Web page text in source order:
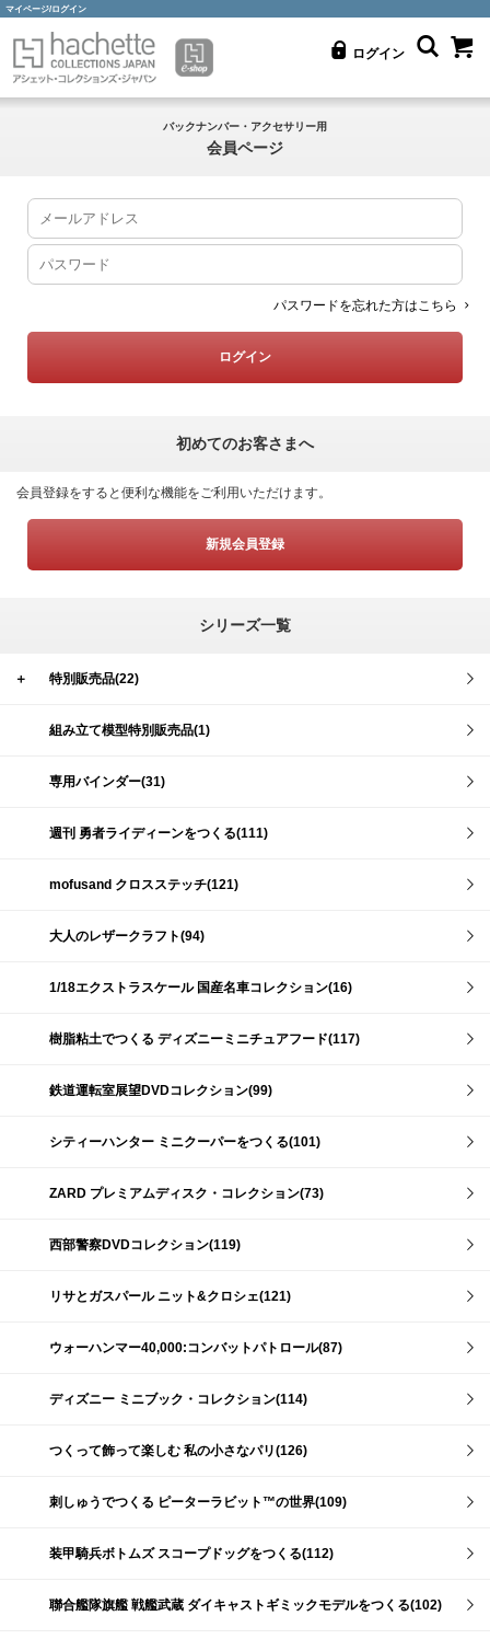
マイページ/ログイン
ログイン
バックナンバー・アクセサリー用
会員ページ
パスワードを忘れた方はこちら
初めてのお客さまへ
会員登録をすると便利な機能をご利用いただけます。
新規会員登録
シリーズ一覧
＋ 特別販売品(22)
組み立て模型特別販売品(1)
専用バインダー(31)
週刊 勇者ライディーンをつくる(111)
mofusand クロスステッチ(121)
大人のレザークラフト(94)
1/18エクストラスケール 国産名車コレクション(16)
樹脂粘土でつくる ディズニーミニチュアフード(117)
鉄道運転室展望DVDコレクション(99)
シティーハンター ミニクーパーをつくる(101)
ZARD プレミアムディスク・コレクション(73)
西部警察DVDコレクション(119)
リサとガスパール ニット&クロシェ(121)
ウォーハンマー40,000:コンバットパトロール(87)
ディズニー ミニブック・コレクション(114)
つくって飾って楽しむ 私の小さなパリ(126)
刺しゅうでつくる ピーターラビット™の世界(109)
装甲騎兵ボトムズ スコープドッグをつくる(112)
聯合艦隊旗艦 戦艦武蔵 ダイキャストギミックモデルをつくる(102)